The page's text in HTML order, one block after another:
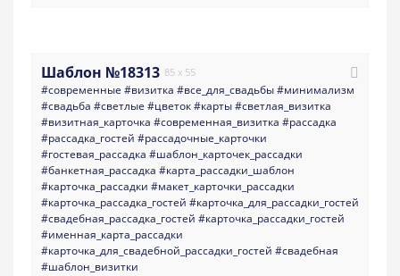
Шаблон №18313 85 x 55
#современные #визитка #все_для_свадьбы#минимализм
#свадьба #светлые #цветок#карты#светлая_визитка
#визитная_карточка #современная_визитка #рассадка
#рассадка_гостей #рассадочные_карточки
#гостевая_рассадка #шаблон_карточек_рассадки
#банкетная_рассадка #карта_рассадки_шаблон
#карточка_рассадки #макет_карточки_рассадки
#карточка_рассадка_гостей #карточка_для_рассадки_гостей
#свадебная_рассадка_гостей #карточка_рассадки_гостей
#именная_карта_рассадки
#карточка_для_свадебной_рассадки_гостей #свадебная
#шаблон_визитки